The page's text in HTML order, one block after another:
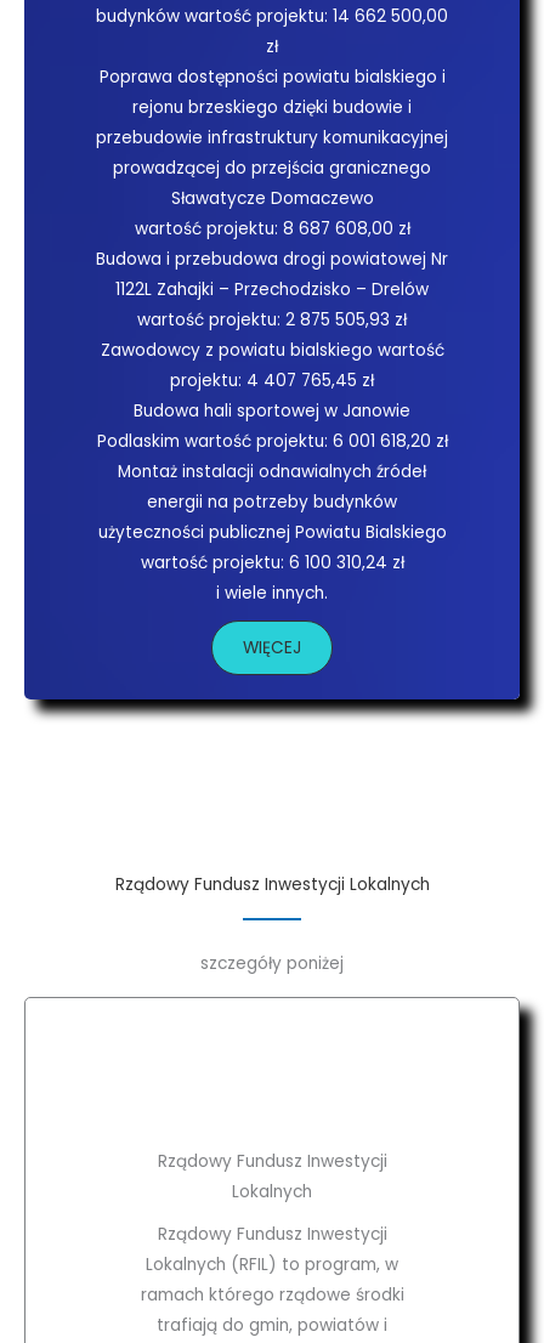
budynków wartość projektu: 14 662 500,00
zł
Poprawa dostępności powiatu bialskiego i
rejonu brzeskiego dzięki budowie i
przebudowie infrastruktury komunikacyjnej
prowadzącej do przejścia granicznego
Sławatycze Domaczewo
wartość projektu: 8 687 608,00 zł
Budowa i przebudowa drogi powiatowej Nr
1122L Zahajki – Przechodzisko – Drelów
wartość projektu: 2 875 505,93 zł
Zawodowcy z powiatu bialskiego wartość
projektu: 4 407 765,45 zł
Budowa hali sportowej w Janowie
Podlaskim wartość projektu: 6 001 618,20 zł
Montaż instalacji odnawialnych źródeł
energii na potrzeby budynków
użyteczności publicznej Powiatu Bialskiego
wartość projektu: 6 100 310,24 zł
i wiele innych.
WIĘCEJ
Rządowy Fundusz Inwestycji Lokalnych
szczegóły poniżej
Rządowy Fundusz Inwestycji
Lokalnych
Rządowy Fundusz Inwestycji
Lokalnych (RFIL) to program, w
ramach którego rządowe środki
trafiają do gmin, powiatów i